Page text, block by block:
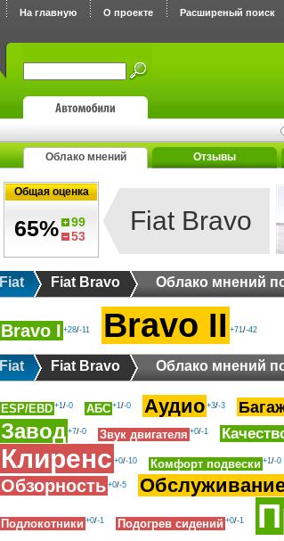
На главную О проекте Расширеный поиск
Облако мнений Отзывы
Общая оценка
65%
99
53
Fiat Bravo
Fiat Fiat Bravo Облако мнений
Bravo I +28/-11 Bravo II +71/-42
Fiat Fiat Bravo Облако мнений
ESP/EBD +1/-0 АБС +1/-0 Аудио +3/-3
Завод +7/-0 Звук двигателя +0/-1
Клиренс +0/-10 Комфорт подвески +1/-0
Обзорность +0/-5
Подлокотники +0/-1 Подогрев сидений +0/-1